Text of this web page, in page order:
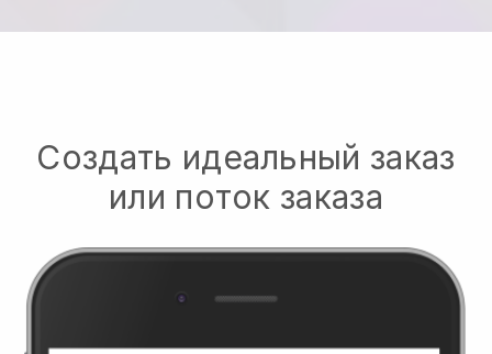
Создать идеальный заказ
или поток заказа